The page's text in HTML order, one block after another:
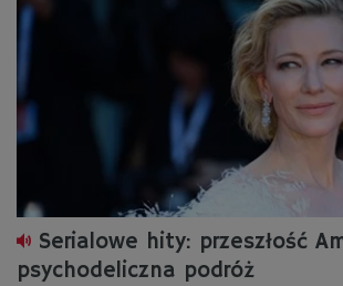
Serialowe hity: przeszłość
psychodeliczna podróż